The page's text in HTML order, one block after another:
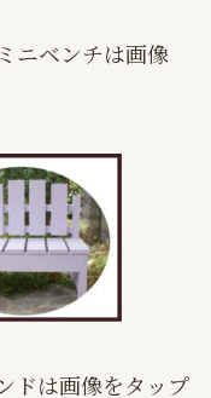
ニベンチは画像
ドは画像をタップ